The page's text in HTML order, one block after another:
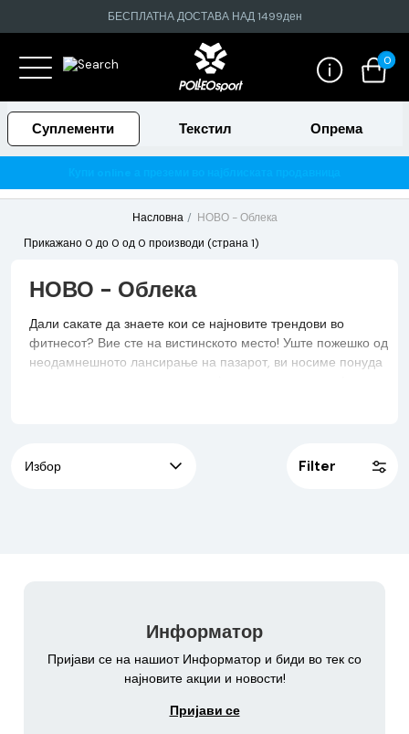
БЕСПЛАТНА ДОСТАВА НАД 1499ден
0
Суплементи Текстил Опрема
Насловна
НОВО - Облека
Прикажано 0 до 0 од 0 производи (страна 1)
НОВО - Облека
Дали сакате да знаете кои се најновите трендови во
фитнесот? Вие сте на вистинското место! Уште пожешко од
неодамнешното лансирање на пазарот, ви носиме понуда
Filter
Информатор
Пријави се на нашиот Информатор и биди во тек со
најновите акции и новости!
Пријави се